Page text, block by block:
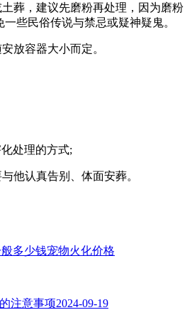
葬，建议先磨粉再处理，因为磨粉
些民俗传说与禁忌或疑神疑鬼。
放容器大小而定。
处理的方式;
他认真告别、体面安葬。
多少钱宠物火化价格
注意事项2024-09-19